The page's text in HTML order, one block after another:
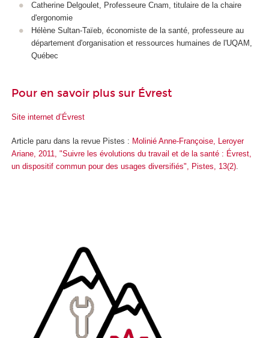
Catherine Delgoulet, Professeure Cnam, titulaire de la chaire
d'ergonomie
Hélène Sultan-Taïeb, économiste de la santé, professeure au
département d'organisation et ressources humaines de l'UQAM,
Québec
Pour en savoir plus sur Évrest
Site internet d’Évrest
Article paru dans la revue Pistes : Molinié Anne-Françoise, Leroyer
Ariane, 2011, "Suivre les évolutions du travail et de la santé : Évrest,
un dispositif commun pour des usages diversifiés", Pistes, 13(2).